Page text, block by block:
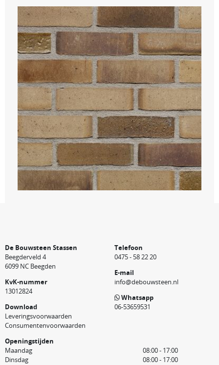
De Bouwsteen Stassen
Beegderveld 4
6099 NC Beegden
KvK-nummer
13012824
Download
Leveringsvoorwaarden
Consumentenvoorwaarden
Telefoon
0475 - 58 22 20
E-mail
info@debouwsteen.nl
Whatsapp
06-53659531
Openingstijden
Maandag
08:00 - 17:00
Dinsdag
08:00 - 17:00